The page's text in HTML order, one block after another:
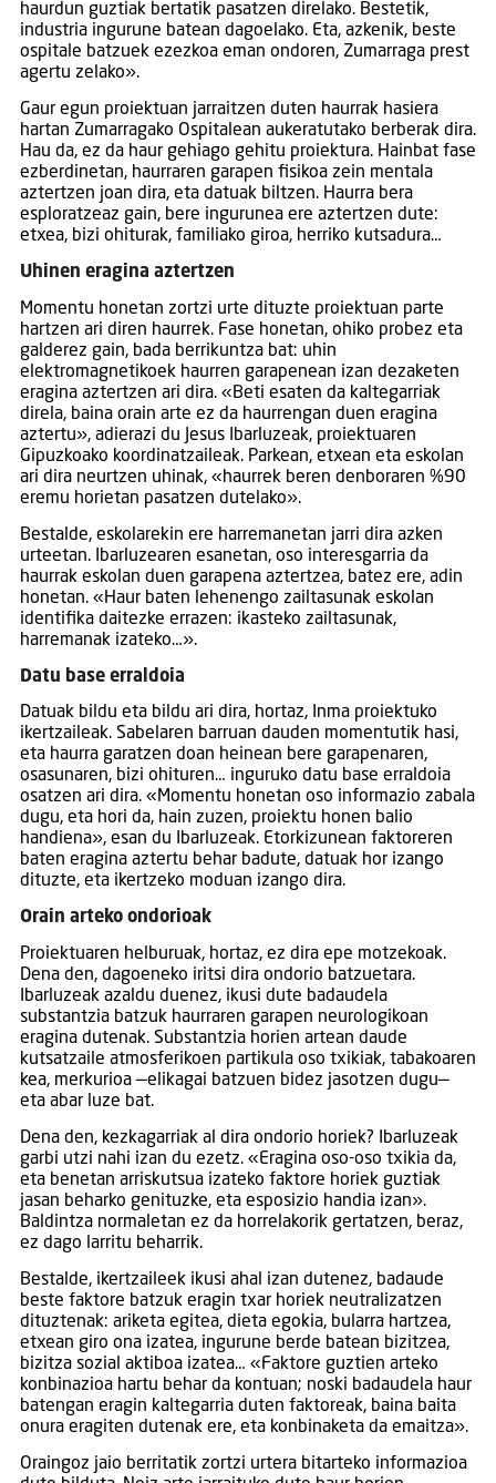
haurdun guztiak bertatik pasatzen direlako. Bestetik,
industria ingurune batean dagoelako. Eta, azkenik, beste
ospitale batzuek ezezkoa eman ondoren, Zumarraga prest
agertu zelako».
Gaur egun proiektuan jarraitzen duten haurrak hasiera
hartan Zumarragako Ospitalean aukeratutako berberak dira.
Hau da, ez da haur gehiago gehitu proiektura. Hainbat fase
ezberdinetan, haurraren garapen fisikoa zein mentala
aztertzen joan dira, eta datuak biltzen. Haurra bera
esploratzeaz gain, bere ingurunea ere aztertzen dute:
etxea, bizi ohiturak, familiako giroa, herriko kutsadura…
Uhinen eragina aztertzen
Momentu honetan zortzi urte dituzte proiektuan parte
hartzen ari diren haurrek. Fase honetan, ohiko probez eta
galderez gain, bada berrikuntza bat: uhin
elektromagnetikoek haurren garapenean izan dezaketen
eragina aztertzen ari dira. «Beti esaten da kaltegarriak
direla, baina orain arte ez da haurrengan duen eragina
aztertu», adierazi du Jesus Ibarluzeak, proiektuaren
Gipuzkoako koordinatzaileak. Parkean, etxean eta eskolan
ari dira neurtzen uhinak, «haurrek beren denboraren %90
eremu horietan pasatzen dutelako».
Bestalde, eskolarekin ere harremanetan jarri dira azken
urteetan. Ibarluzearen esanetan, oso interesgarria da
haurrak eskolan duen garapena aztertzea, batez ere, adin
honetan. «Haur baten lehenengo zailtasunak eskolan
identifika daitezke errazen: ikasteko zailtasunak,
harremanak izateko…».
Datu base erraldoia
Datuak bildu eta bildu ari dira, hortaz, Inma proiektuko
ikertzaileak. Sabelaren barruan dauden momentutik hasi,
eta haurra garatzen doan heinean bere garapenaren,
osasunaren, bizi ohituren… inguruko datu base erraldoia
osatzen ari dira. «Momentu honetan oso informazio zabala
dugu, eta hori da, hain zuzen, proiektu honen balio
handiena», esan du Ibarluzeak. Etorkizunean faktoreren
baten eragina aztertu behar badute, datuak hor izango
dituzte, eta ikertzeko moduan izango dira.
Orain arteko ondorioak
Proiektuaren helburuak, hortaz, ez dira epe motzekoak.
Dena den, dagoeneko iritsi dira ondorio batzuetara.
Ibarluzeak azaldu duenez, ikusi dute badaudela
substantzia batzuk haurraren garapen neurologikoan
eragina dutenak. Substantzia horien artean daude
kutsatzaile atmosferikoen partikula oso txikiak, tabakoaren
kea, merkurioa —elikagai batzuen bidez jasotzen dugu—
eta abar luze bat.
Dena den, kezkagarriak al dira ondorio horiek? Ibarluzeak
garbi utzi nahi izan du ezetz. «Eragina oso-oso txikia da,
eta benetan arriskutsua izateko faktore horiek guztiak
jasan beharko genituzke, eta esposizio handia izan».
Baldintza normaletan ez da horrelakorik gertatzen, beraz,
ez dago larritu beharrik.
Bestalde, ikertzaileek ikusi ahal izan dutenez, badaude
beste faktore batzuk eragin txar horiek neutralizatzen
dituztenak: ariketa egitea, dieta egokia, bularra hartzea,
etxean giro ona izatea, ingurune berde batean bizitzea,
bizitza sozial aktiboa izatea… «Faktore guztien arteko
konbinazioa hartu behar da kontuan; noski badaudela haur
batengan eragin kaltegarria duten faktoreak, baina baita
onura eragiten dutenak ere, eta konbinaketa da emaitza».
Oraingoz jaio berritatik zortzi urtera bitarteko informazioa